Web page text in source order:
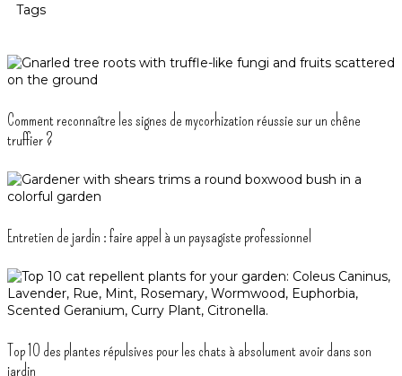
Tags
Comment reconnaître les signes de mycorhization réussie sur un chêne
truffier ?
Entretien de jardin : faire appel à un paysagiste professionnel
Top 10 des plantes répulsives pour les chats à absolument avoir dans son
jardin